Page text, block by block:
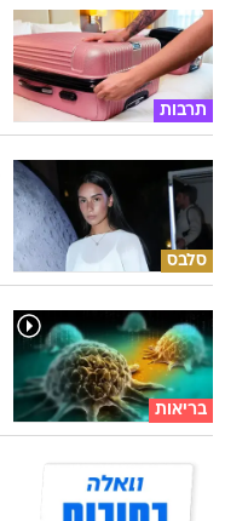
תרבות
סלבס
בריאות